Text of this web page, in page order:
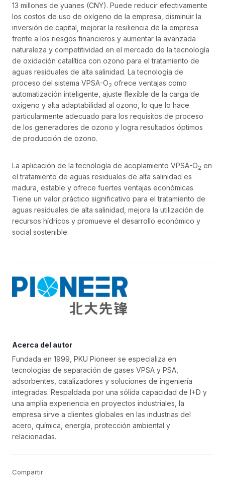
13 millones de yuanes (CNY). Puede reducir efectivamente
los costos de uso de oxígeno de la empresa, disminuir la
inversión de capital, mejorar la resiliencia de la empresa
frente a los riesgos financieros y aumentar la avanzada
naturaleza y competitividad en el mercado de la tecnología
de oxidación catalítica con ozono para el tratamiento de
aguas residuales de alta salinidad. La tecnología de
proceso del sistema VPSA-O2 ofrece ventajas como
automatización inteligente, ajuste flexible de la carga de
oxígeno y alta adaptabilidad al ozono, lo que lo hace
particularmente adecuado para los requisitos de proceso
de los generadores de ozono y logra resultados óptimos
de producción de ozono.
La aplicación de la tecnología de acoplamiento VPSA-O2 en
el tratamiento de aguas residuales de alta salinidad es
madura, estable y ofrece fuertes ventajas económicas.
Tiene un valor práctico significativo para el tratamiento de
aguas residuales de alta salinidad, mejora la utilización de
recursos hídricos y promueve el desarrollo económico y
social sostenible.
Acerca del autor
Fundada en 1999, PKU Pioneer se especializa en
tecnologías de separación de gases VPSA y PSA,
adsorbentes, catalizadores y soluciones de ingeniería
integradas. Respaldada por una sólida capacidad de I+D y
una amplia experiencia en proyectos industriales, la
empresa sirve a clientes globales en las industrias del
acero, química, energía, protección ambiental y
relacionadas.
Compartir